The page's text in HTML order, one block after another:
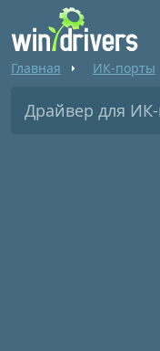
Главная ИК-порты
Драйвер для